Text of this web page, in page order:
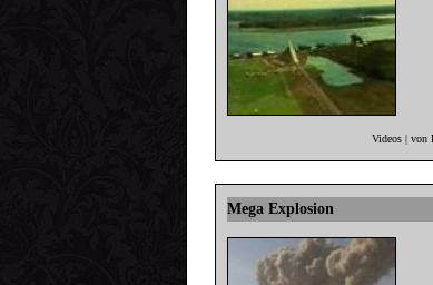
Videos | von
Mega Explosion